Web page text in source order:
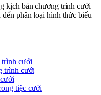
kịch bản chương trình cưới
phân loại hình thức biểu
trình cưới
trình cưới
tiệc cưới